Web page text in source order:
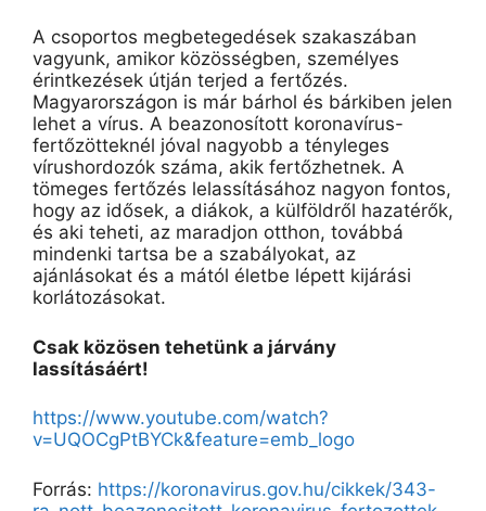
A csoportos megbetegedések szakaszában
vagyunk, amikor közösségben, személyes
érintkezések útján terjed a fertőzés.
Magyarországon is már bárhol és bárkiben jelen
lehet a vírus. A beazonosított koronavírus-
fertőzötteknél jóval nagyobb a tényleges
vírushordozók száma, akik fertőzhetnek. A
tömeges fertőzés lelassításához nagyon fontos,
hogy az idősek, a diákok, a külföldről hazatérők,
és aki teheti, az maradjon otthon, továbbá
mindenki tartsa be a szabályokat, az
ajánlásokat és a mától életbe lépett kijárási
korlátozásokat.
Csak közösen tehetünk a járvány
lassításáért!
https://www.youtube.com/watch?
v=UQOCgPtBYCk&feature=emb_logo
Forrás: https://koronavirus.gov.hu/cikkek/343-